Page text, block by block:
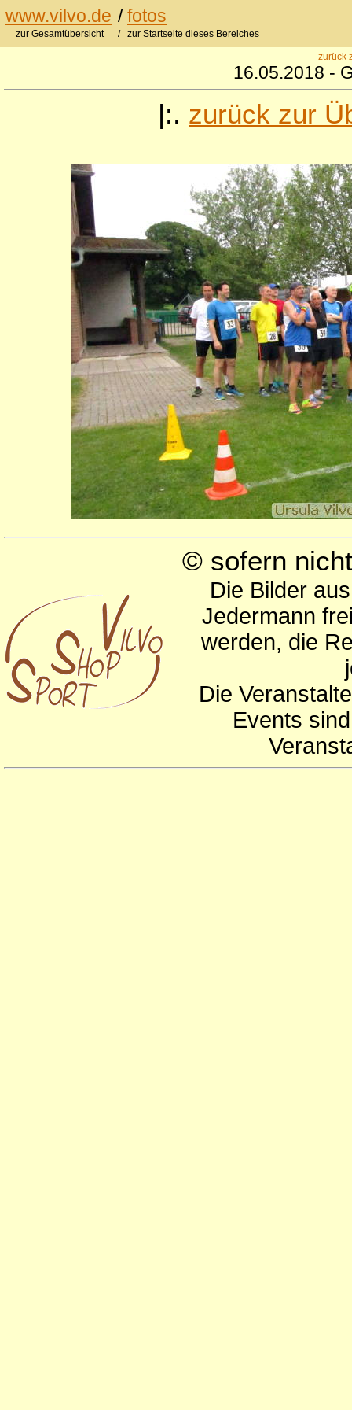
www.vilvo.de /fotos
zur Gesamtübersicht / zur Startseite dieses Bereiches
zurück
16.05.2018 -
|:. zurück zur
© sofern
Die Bilder
Jedermann
werden, die
Die
Events